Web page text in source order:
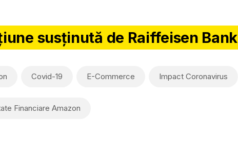
susținută de Raiffeisen Bank
Covid-19 E-Commerce Impact Coronavirus
Financiare Amazon